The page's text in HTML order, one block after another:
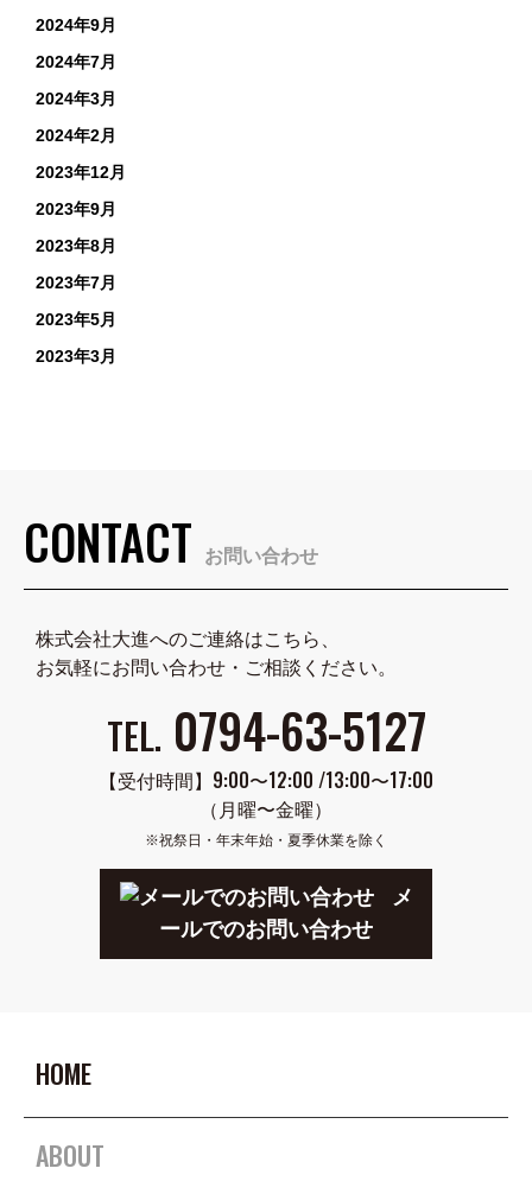
2024年9月
2024年7月
2024年3月
2024年2月
2023年12月
2023年9月
2023年8月
2023年7月
2023年5月
2023年3月
CONTACT お問い合わせ
株式会社大進へのご連絡はこちら、
お気軽にお問い合わせ・ご相談ください。
TEL. 0794-63-5127
【受付時間】9:00〜12:00 /13:00〜17:00
（月曜〜金曜）
※祝祭日・年末年始・夏季休業を除く
メ
ールでのお問い合わせ
HOME
ABOUT